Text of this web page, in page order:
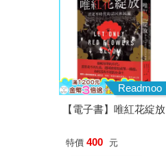
Readmoo
【電子書】唯紅花綻放
特價 400 元